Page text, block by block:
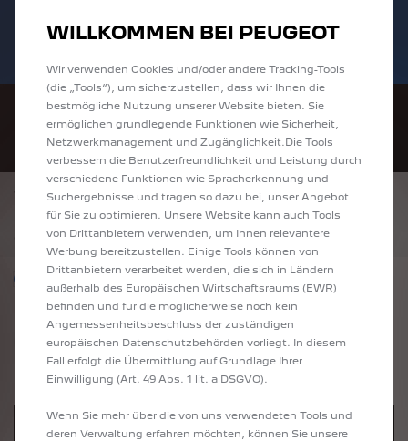
E-Autos und Plug-In-Hybride. Mehr
erfahren >>
2008 zu attraktiven Leasingraten
entdecken!
ZURÜCK
PEUGEOT 2008 STYLE
32.160 €inkl. MwSt.*
Nur förderfähige Modelle anzeigen
WILLKOMMEN BEI PEUGEOT
Wir verwenden Cookies und/oder andere Tracking-Tools
(die „Tools“), um sicherzustellen, dass wir Ihnen die
bestmögliche Nutzung unserer Website bieten. Sie
ermöglichen grundlegende Funktionen wie Sicherheit,
Netzwerkmanagement und Zugänglichkeit.Die Tools
verbessern die Benutzerfreundlichkeit und Leistung durch
verschiedene Funktionen wie Spracherkennung und
Suchergebnisse und tragen so dazu bei, unser Angebot
für Sie zu optimieren. Unsere Website kann auch Tools
von Drittanbietern verwenden, um Ihnen relevantere
Werbung bereitzustellen. Einige Tools können von
Drittanbietern verarbeitet werden, die sich in Ländern
außerhalb des Europäischen Wirtschaftsraums (EWR)
befinden und für die möglicherweise noch kein
Angemessenheitsbeschluss der zuständigen
europäischen Datenschutzbehörden vorliegt. In diesem
Fall erfolgt die Übermittlung auf Grundlage Ihrer
Einwilligung (Art. 49 Abs. 1 lit. a DSGVO).
Wenn Sie mehr über die von uns verwendeten Tools und
deren Verwaltung erfahren möchten, können Sie unsere